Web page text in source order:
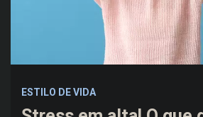
ESTILO DE VIDA